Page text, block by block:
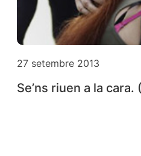
27 setembre 2013
Se’ns riuen a la